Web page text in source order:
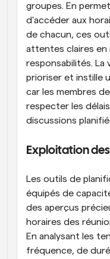
groupes. En
d'accéder aux
de chacun, ces
attentes claires en
responsabilités. La
prioriser et instille
car les membres
respecter les
discussions
Exploitation
Les outils de
équipés de
des aperçus
horaires des
En analysant les
fréquence, de